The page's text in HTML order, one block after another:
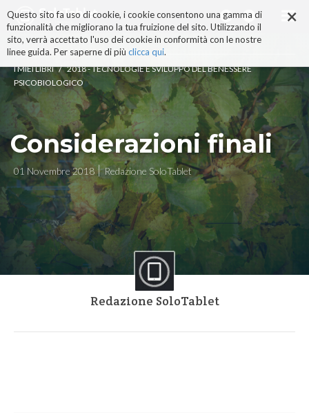
×
Questo sito fa uso di cookie, i cookie consentono una gamma di
funzionalità che migliorano la tua fruizione del sito. Utilizzando il
sito, verrà accettato l'uso dei cookie in conformità con le nostre
linee guida. Per saperne di più clicca qui.
ai
contenuti.
|
alla
navigazione
I MIEI LIBRI / 2018 - TECNOLOGIE E SVILUPPO DEL BENESSERE
PSICOBIOLOGICO
Considerazioni finali
01 Novembre 2018 Redazione SoloTablet
Redazione SoloTablet